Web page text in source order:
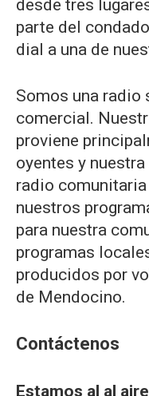
desde tres
parte del
dial a una de
Somos una radio
comercial.
proviene
oyentes y
radio
nuestros
para nuestra
programas
producidos por
de Mendocino.
Contáctenos
Estamos al al